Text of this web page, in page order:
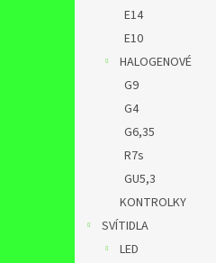
E14
E10
HALOGENOVÉ
G9
G4
G6,35
R7s
GU5,3
KONTROLKY
SVÍTIDLA
LED